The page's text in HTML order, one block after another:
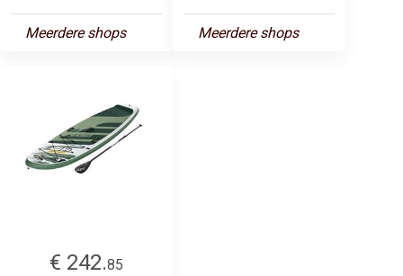
Meerdere shops Meerdere shops
€ 242.85